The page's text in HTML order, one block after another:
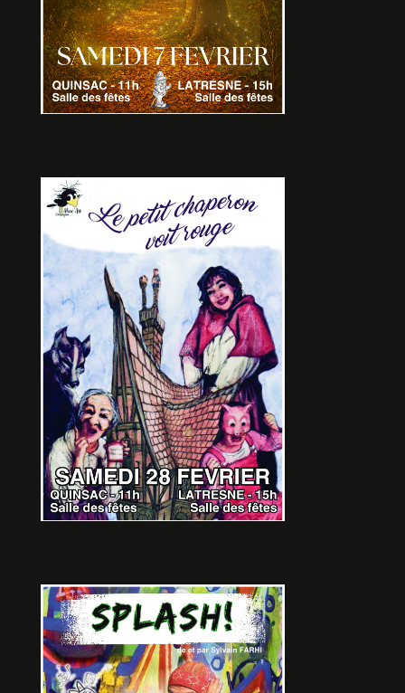
DANS LA FORET PROFONDE
De Thierry GIRAUD
ROUGE
De Camille Couturier